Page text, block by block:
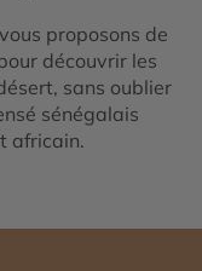
proposons de
découvrir les
sans oublier
sénégalais
africain.